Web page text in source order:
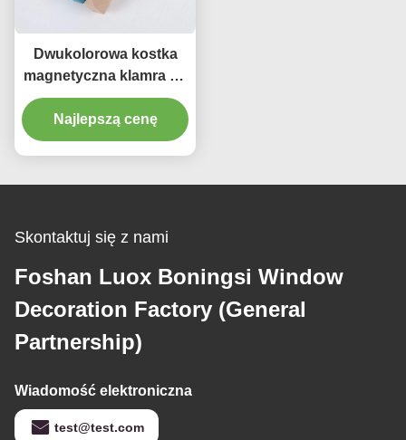
Dwukolorowa kostka
magnetyczna klamra do
zasłon do pokoju
dziecięcego
Najlepszą cenę
Skontaktuj się z nami
Foshan Luox Boningsi Window
Decoration Factory (General
Partnership)
Wiadomość elektroniczna
test@test.com